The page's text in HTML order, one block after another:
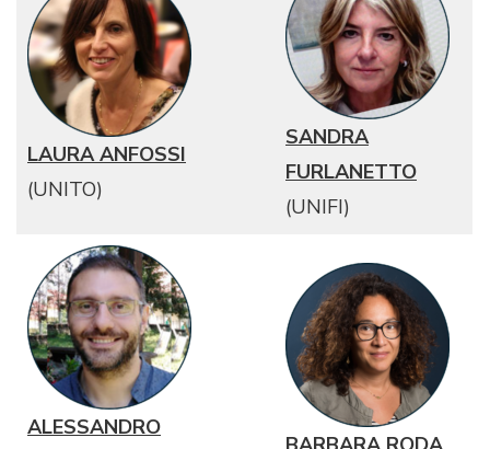
LAURA ANFOSSI
(UNITO)
SANDRA
FURLANETTO
(UNIFI)
ALESSANDRO